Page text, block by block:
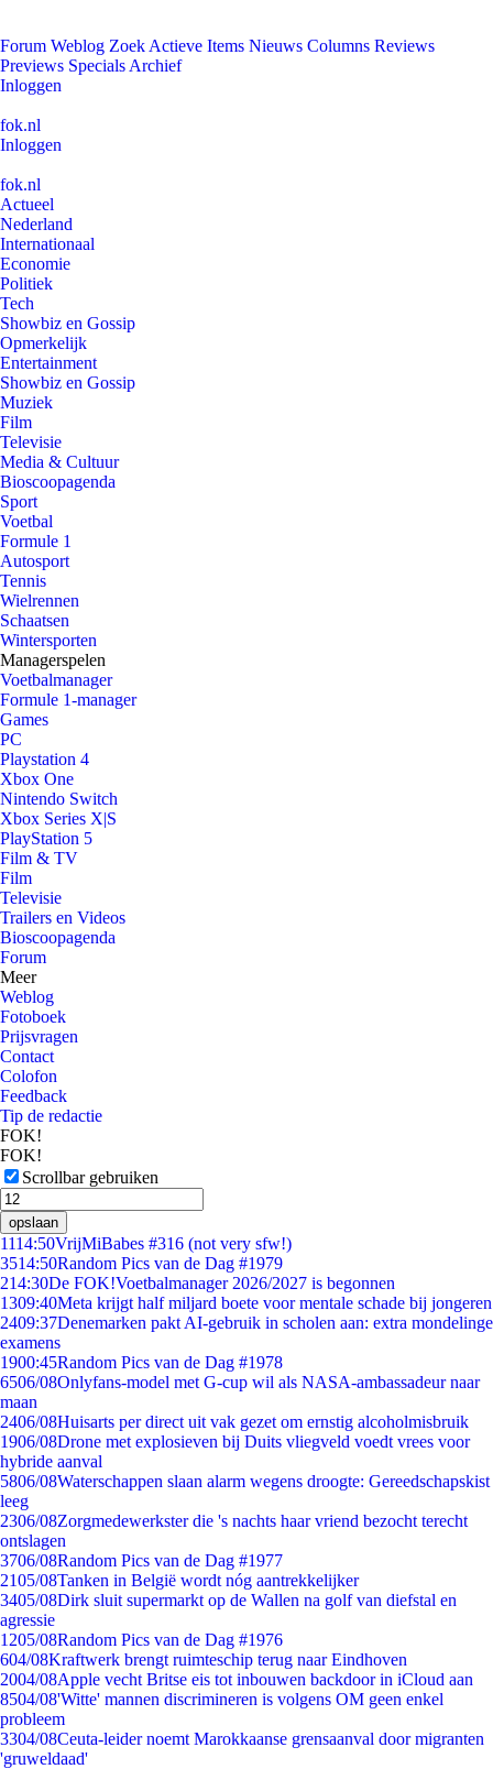
Forum Weblog Zoek Actieve Items Nieuws Columns Reviews
Previews Specials Archief
Inloggen
fok.nl
Inloggen
fok.nl
Actueel
Nederland
Internationaal
Economie
Politiek
Tech
Showbiz en Gossip
Opmerkelijk
Entertainment
Showbiz en Gossip
Muziek
Film
Televisie
Media & Cultuur
Bioscoopagenda
Sport
Voetbal
Formule 1
Autosport
Tennis
Wielrennen
Schaatsen
Wintersporten
Managerspelen
Voetbalmanager
Formule 1-manager
Games
PC
Playstation 4
Xbox One
Nintendo Switch
Xbox Series X|S
PlayStation 5
Film & TV
Film
Televisie
Trailers en Videos
Bioscoopagenda
Forum
Meer
Weblog
Fotoboek
Prijsvragen
Contact
Colofon
Feedback
Tip de redactie
FOK!
FOK!
Scrollbar gebruiken
opslaan
1114:50VrijMiBabes #316 (not very sfw!)
3514:50Random Pics van de Dag #1979
214:30De FOK!Voetbalmanager 2026/2027 is begonnen
1309:40Meta krijgt half miljard boete voor mentale schade bij jongeren
2409:37Denemarken pakt AI-gebruik in scholen aan: extra mondelinge
examens
1900:45Random Pics van de Dag #1978
6506/08Onlyfans-model met G-cup wil als NASA-ambassadeur naar
maan
2406/08Huisarts per direct uit vak gezet om ernstig alcoholmisbruik
1906/08Drone met explosieven bij Duits vliegveld voedt vrees voor
hybride aanval
5806/08Waterschappen slaan alarm wegens droogte: Gereedschapskist
leeg
2306/08Zorgmedewerkster die 's nachts haar vriend bezocht terecht
ontslagen
3706/08Random Pics van de Dag #1977
2105/08Tanken in België wordt nóg aantrekkelijker
3405/08Dirk sluit supermarkt op de Wallen na golf van diefstal en
agressie
1205/08Random Pics van de Dag #1976
604/08Kraftwerk brengt ruimteschip terug naar Eindhoven
2004/08Apple vecht Britse eis tot inbouwen backdoor in iCloud aan
8504/08'Witte' mannen discrimineren is volgens OM geen enkel
probleem
3304/08Ceuta-leider noemt Marokkaanse grensaanval door migranten
'gruweldaad'